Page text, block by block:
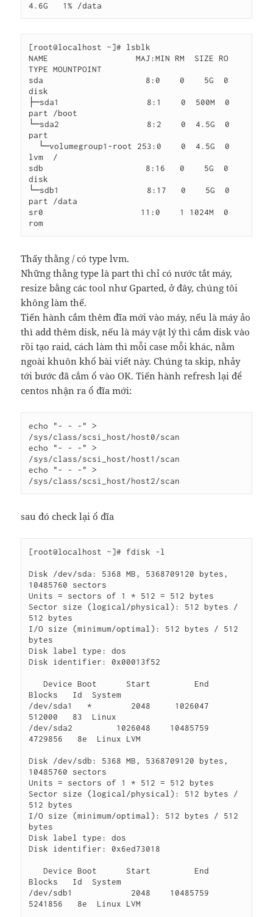
[root@localhost ~]# lsblk
NAME                  MAJ:MIN RM  SIZE RO
TYPE MOUNTPOINT
sda                     8:0    0    5G  0
disk
├─sda1                  8:1    0  500M  0
part /boot
└─sda2                  8:2    0  4.5G  0
part
lvm  /
sdb                     8:16   0    5G  0
disk
└─sdb1                  8:17   0    5G  0
part /data
sr0                    11:0    1 1024M  0
Thấy thằng / có type lvm.
Những thằng type là part thì chỉ có nước tắt máy,
resize bằng các tool như Gparted, ở đây, chúng tôi
không làm thế.
Tiến hành cắm thêm đĩa mới vào máy, nếu là máy ảo
thì add thêm disk, nếu là máy vật lý thì cắm disk vào
rồi tạo raid, cách làm thì mỗi case mỗi khác, nằm
ngoài khuôn khổ bài viết này. Chúng ta skip, nhảy
tới bước đã cắm ổ vào OK. Tiến hành refresh lại để
centos nhận ra ổ đĩa mới:
echo "- - -" >
/sys/class/scsi_host/host0/scan
echo "- - -" >
/sys/class/scsi_host/host1/scan
echo "- - -" >
sau đó check lại ổ đĩa
[root@localhost ~]# fdisk -l
Disk /dev/sda: 5368 MB, 5368709120 bytes,
10485760 sectors
Units = sectors of 1 * 512 = 512 bytes
Sector size (logical/physical): 512 bytes /
512 bytes
I/O size (minimum/optimal): 512 bytes / 512
bytes
Disk label type: dos
Disk identifier: 0x00013f52
   Device Boot      Start         End
Blocks   Id  System
/dev/sda1   *        2048     1026047
512000   83  Linux
/dev/sda2         1026048    10485759
4729856   8e  Linux LVM
Disk /dev/sdb: 5368 MB, 5368709120 bytes,
10485760 sectors
Units = sectors of 1 * 512 = 512 bytes
Sector size (logical/physical): 512 bytes /
512 bytes
I/O size (minimum/optimal): 512 bytes / 512
bytes
Disk label type: dos
Disk identifier: 0x6ed73018
   Device Boot      Start         End
Blocks   Id  System
/dev/sdb1            2048    10485759
5241856   8e  Linux LVM